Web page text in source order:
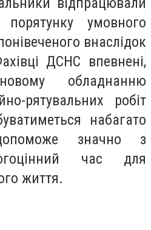
умовного
внаслідок
ДСНС впевнені,
обладнанню
рятувальних робіт
набагато
значно з
час для
життя.